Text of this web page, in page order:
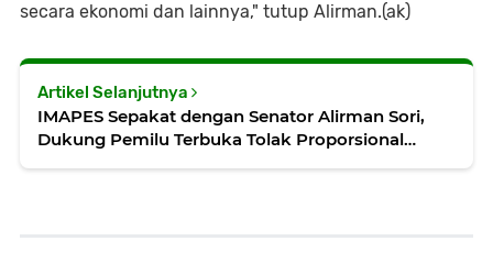
secara ekonomi dan lainnya," tutup Alirman.(ak)
Artikel Selanjutnya
IMAPES Sepakat dengan Senator Alirman Sori,
Dukung Pemilu Terbuka Tolak Proporsional